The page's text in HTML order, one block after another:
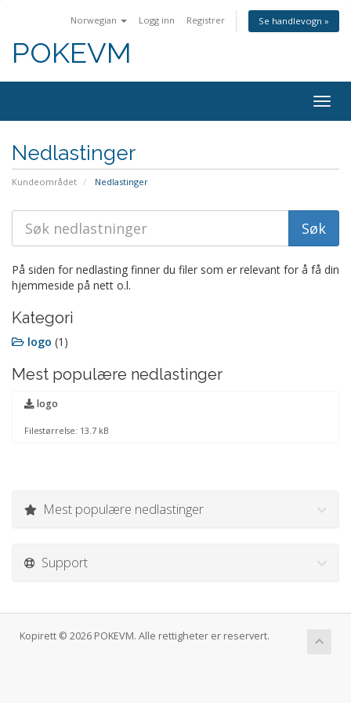
Norwegian Logg inn Registrer Se handlevogn »
POKEVM
Nedlastinger
Kundeområdet Nedlastinger
På siden for nedlasting finner du filer som er relevant for å få din
hjemmeside på nett o.l.
Kategori
logo (1)
Mest populære nedlastinger
logo
Filestørrelse: 13.7 kB
Mest populære nedlastinger
Support
Kopirett © 2026 POKEVM. Alle rettigheter er reservert.